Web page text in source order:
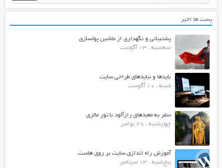
پست ها اخیر
پشتیبانی و نگهداری از ماشین پولسازی
سه‌شنبه ، 13 آگوست
بایدها و نبایدهای طراحی سایت
شنبه ، 10 آگوست
سفر به معبدهای رازآلود با تور مالزی
چهارشنبه ، 28 نوامبر
آموزش راه اندازی سایت بر روی هاست
پنج‌شنبه ، 13 سپتامبر